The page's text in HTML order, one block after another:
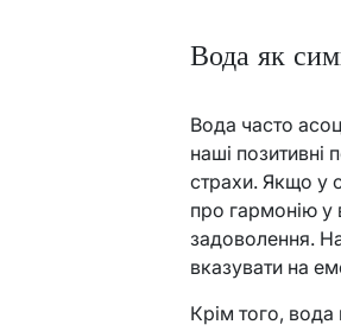
Вода як
Вода часто
наші позитивні
страхи. Якщо у
про гармонію у
задоволення.
вказувати на
Крім того,